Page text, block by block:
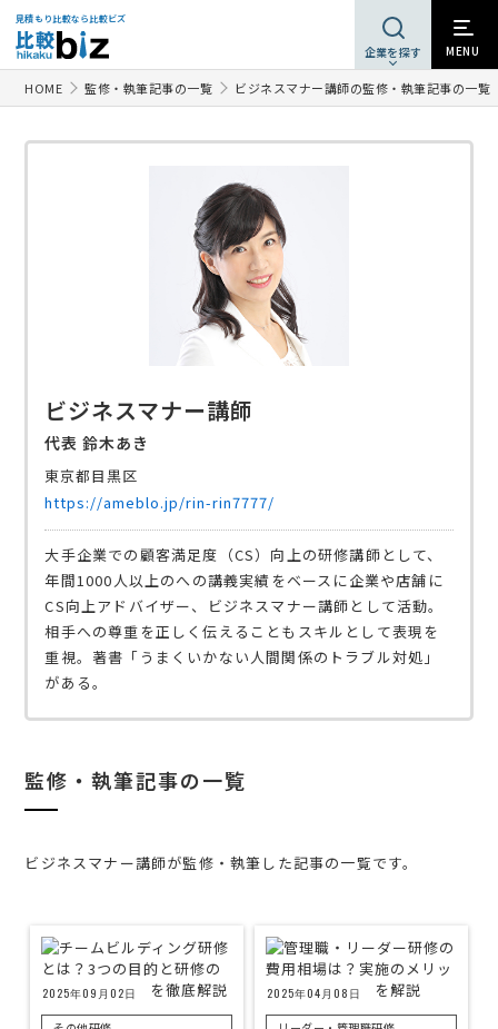
見積もり比較なら比較ビズ
企業を探す MENU
HOME 監修・執筆記事の一覧 ビジネスマナー講師の監修・執筆記事の一覧
ビジネスマナー講師
代表 鈴木あき
東京都目黒区
https://ameblo.jp/rin-rin7777/
大手企業での顧客満足度（CS）向上の研修講師として、
年間1000人以上のへの講義実績をベースに企業や店舗に
CS向上アドバイザー、ビジネスマナー講師として活動。
相手への尊重を正しく伝えることもスキルとして表現を
重視。著書「うまくいかない人間関係のトラブル対処」
がある。
監修・執筆記事の一覧
ビジネスマナー講師が監修・執筆した記事の一覧です。
2025年09月02日 2025年04月08日